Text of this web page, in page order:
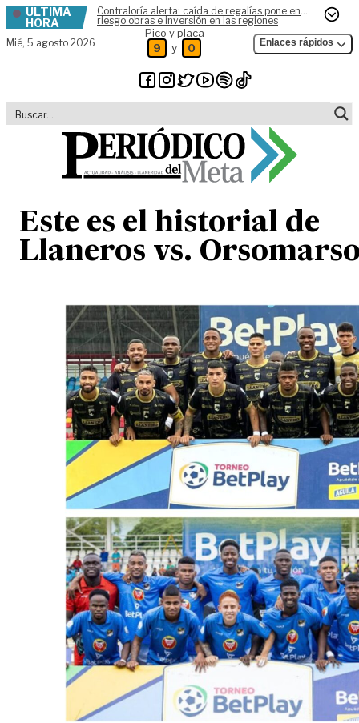
Skip to content
ÚLTIMA
HORA
Contraloría alerta: caída de regalías pone en
riesgo obras e inversión en las regiones
Mié, 5 agosto 2026
Pico y placa
9 y 0 Enlaces rápidos
Este es el historial de
Llaneros vs.